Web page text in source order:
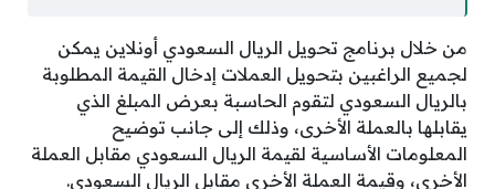
من خلال برنامج تحويل الريال السعودي أونلاين يمكن
لجميع الراغبين بتحويل العملات إدخال القيمة المطلوبة
بالريال السعودي لتقوم الحاسبة بعرض المبلغ الذي
يقابلها بالعملة الأخرى، وذلك إلى جانب توضيح
المعلومات الأساسية لقيمة الريال السعودي مقابل العملة
الأخرى، وقيمة العملة الأخرى مقابل الريال السعودي.